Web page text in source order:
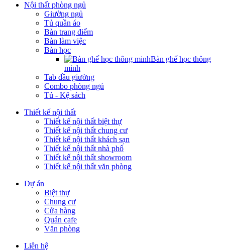
Nội thất phòng ngủ
Giường ngủ
Tủ quần áo
Bàn trang điểm
Bàn làm việc
Bàn học
Bàn ghế học thông
minh
Tab đầu giường
Combo phòng ngủ
Tủ - Kệ sách
Thiết kế nội thất
Thiết kế nội thất biệt thự
Thiết kế nội thất chung cư
Thiết kế nội thất khách sạn
Thiết kế nội thất nhà phố
Thiết kế nội thất showroom
Thiết kế nội thất văn phòng
Dự án
Biệt thự
Chung cư
Cửa hàng
Quán cafe
Văn phòng
Liên hệ